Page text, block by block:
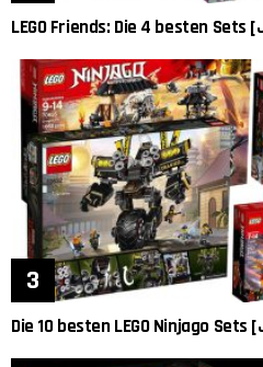
LEGO Friends: Die 4 besten Sets
Die 10 besten LEGO Ninjago Sets